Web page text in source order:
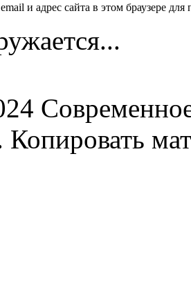
и адрес сайта в этом браузере
Копировать